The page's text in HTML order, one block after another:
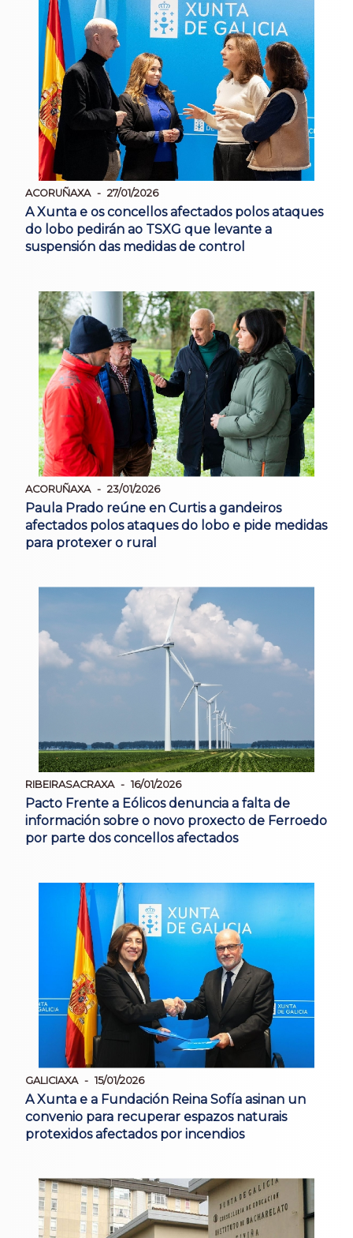
ACORUÑAXA 27/01/2026
A Xunta e os concellos afectados polos ataques
do lobo pedirán ao TSXG que levante a
suspensión das medidas de control
ACORUÑAXA 23/01/2026
Paula Prado reúne en Curtis a gandeiros
afectados polos ataques do lobo e pide medidas
para protexer o rural
RIBEIRASACRAXA 16/01/2026
Pacto Frente a Eólicos denuncia a falta de
información sobre o novo proxecto de Ferroedo
por parte dos concellos afectados
GALICIAXA 15/01/2026
A Xunta e a Fundación Reina Sofía asinan un
convenio para recuperar espazos naturais
protexidos afectados por incendios